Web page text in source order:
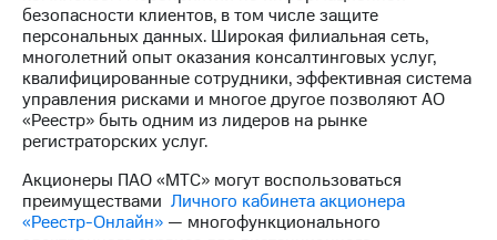
Медиа-центр
Пресс-
релизы
МТС
о технологиях
Достижения
Интервью
безопасности клиентов, в том числе защите
персональных данных. Широкая филиальная сеть,
многолетний опыт оказания консалтинговых услуг,
квалифицированные сотрудники, эффективная система
управления рисками и многое другое позволяют АО
«Реестр» быть одним из лидеров на рынке
регистраторских услуг.
Акционеры ПАО «МТС» могут воспользоваться
преимуществами Личного кабинета акционера
«Реестр-Онлайн» — многофункционального